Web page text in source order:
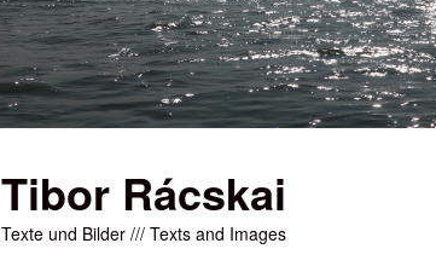
Tibor Rácskai
Texte und Bilder /// Texts and Images